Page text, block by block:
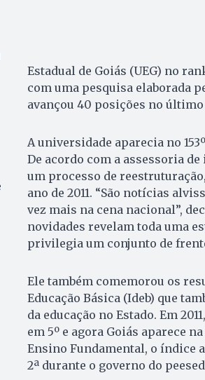
Estadual de Goiás (UEG) no
com uma pesquisa elaborada
avançou 40 posições no último
A universidade aparecia no
De acordo com a assessoria
um processo de
ano de 2011. “São notícias
vez mais na cena nacional”,
novidades revelam toda uma
privilegia um conjunto de
Ele também comemorou os
Educação Básica (Ideb) que
da educação no Estado. Em
em 5º e agora Goiás aparece
Ensino Fundamental, o índice
2ª durante o governo do